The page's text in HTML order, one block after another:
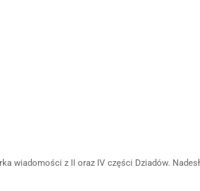
wiadomości z II oraz IV części Dziadów.